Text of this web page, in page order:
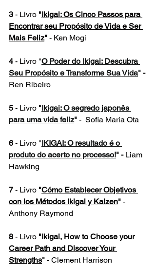
3 - Livro "Ikigai: Os Cinco Passos para
Encontrar seu Propósito de Vida e Ser
Mais Feliz" - Ken Mogi
4 - Livro "O Poder do Ikigai: Descubra
Seu Propósito e Transforme Sua Vida" -
Ren Ribeiro
5 - Livro "Ikigai: O segredo japonês
para uma vida feliz" - Sofia Maria Ota
6 - Livro "IKIGAI: O resultado é o
produto do acerto no processo!" - Liam
Hawking
7 - Livro "Cómo Establecer Objetivos
con los Métodos Ikigai y Kaizen" -
Anthony Raymond
8 - Livro "Ikigai, How to Choose your
Career Path and Discover Your
Strengths" - Clement Harrison